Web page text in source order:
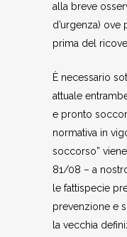
alla breve
d’urgenza)
prima del
È necessario
attuale
e pronto
normativa in
soccorso”
81/08 – a
le fattispecie
prevenzione e
la vecchia